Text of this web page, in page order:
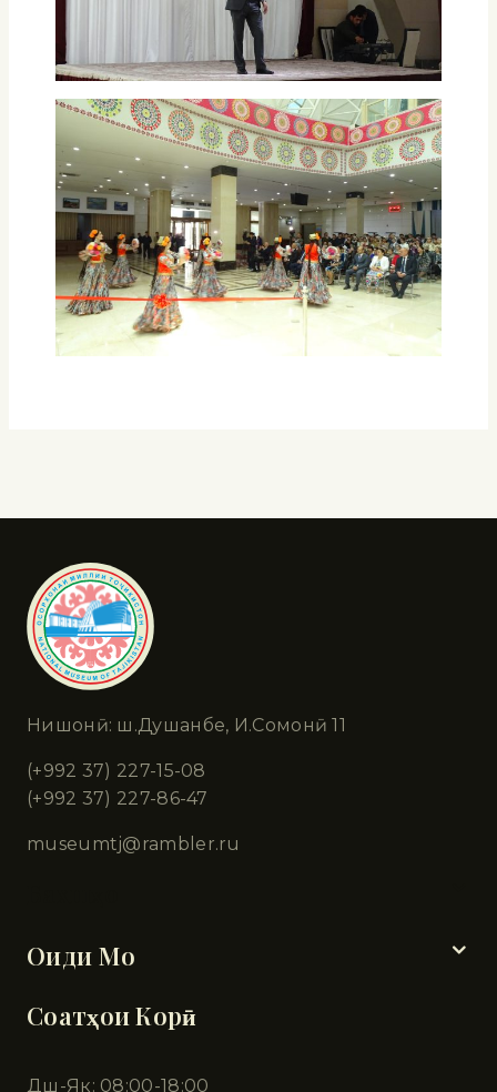
Нишонӣ: ш.Душанбе, И.Сомонӣ 11
(+992 37) 227-15-08
(+992 37) 227-86-47
museumtj@rambler.ru
Оиди Мо
Соатҳои Корӣ
Дш-Як: 08:00-18:00